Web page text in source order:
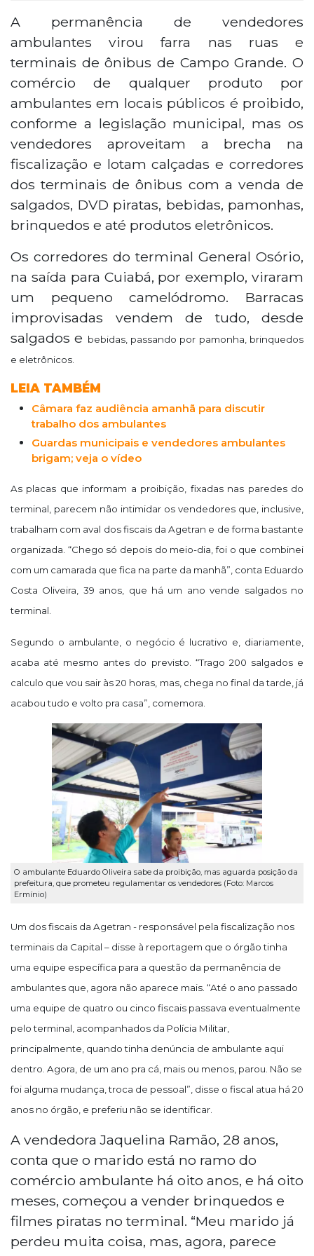
A permanência de vendedores
ambulantes virou farra nas ruas e
terminais de ônibus de Campo Grande. O
comércio de qualquer produto por
ambulantes em locais públicos é proibido,
conforme a legislação municipal, mas os
vendedores aproveitam a brecha na
fiscalização e lotam calçadas e corredores
dos terminais de ônibus com a venda de
salgados, DVD piratas, bebidas, pamonhas,
brinquedos e até produtos eletrônicos.
Os corredores do terminal General Osório,
na saída para Cuiabá, por exemplo, viraram
um pequeno camelódromo. Barracas
improvisadas vendem de tudo, desde
salgados e bebidas, passando por pamonha, brinquedos
e eletrônicos.
LEIA TAMBÉM
Câmara faz audiência amanhã para discutir
trabalho dos ambulantes
Guardas municipais e vendedores ambulantes
brigam; veja o vídeo
As placas que informam a proibição, fixadas nas paredes do
terminal, parecem não intimidar os vendedores que, inclusive,
trabalham com aval dos fiscais da Agetran e de forma bastante
organizada. “Chego só depois do meio-dia, foi o que combinei
com um camarada que fica na parte da manhã”, conta Eduardo
Costa Oliveira, 39 anos, que há um ano vende salgados no
terminal.
Segundo o ambulante, o negócio é lucrativo e, diariamente,
acaba até mesmo antes do previsto. “Trago 200 salgados e
calculo que vou sair às 20 horas, mas, chega no final da tarde, já
acabou tudo e volto pra casa”, comemora.
O ambulante Eduardo Oliveira sabe da proibição, mas aguarda posição da
prefeitura, que prometeu regulamentar os vendedores (Foto: Marcos
Ermínio)
Um dos fiscais da Agetran - responsável pela fiscalização nos
terminais da Capital – disse à reportagem que o órgão tinha
uma equipe específica para a questão da permanência de
ambulantes que, agora não aparece mais. “Até o ano passado
uma equipe de quatro ou cinco fiscais passava eventualmente
pelo terminal, acompanhados da Polícia Militar,
principalmente, quando tinha denúncia de ambulante aqui
dentro. Agora, de um ano pra cá, mais ou menos, parou. Não se
foi alguma mudança, troca de pessoal”, disse o fiscal atua há 20
anos no órgão, e preferiu não se identificar.
A vendedora Jaquelina Ramão, 28 anos,
conta que o marido está no ramo do
comércio ambulante há oito anos, e há oito
meses, começou a vender brinquedos e
filmes piratas no terminal. “Meu marido já
perdeu muita coisa, mas, agora, parece